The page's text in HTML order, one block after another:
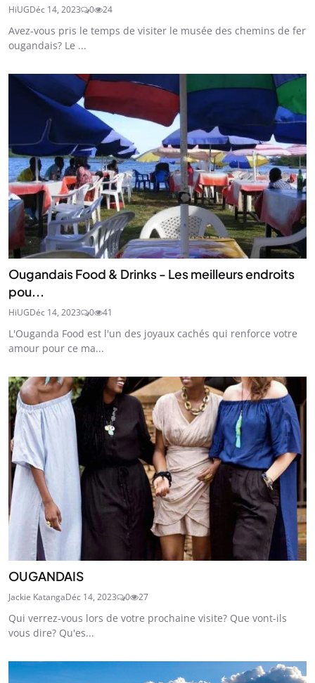
HiUGDéc 14, 2023 0 24
Avez-vous pris le temps de visiter le musée des chemins de fer
ougandais? Le ...
Ougandais Food & Drinks - Les meilleurs endroits
pou...
HiUGDéc 14, 2023 0 41
L'Ouganda Food est l'un des joyaux cachés qui renforce votre
amour pour ce ma...
OUGANDAIS
Jackie KatangaDéc 14, 2023 0 27
Qui verrez-vous lors de votre prochaine visite? Que vont-ils
vous dire? Qu'es...